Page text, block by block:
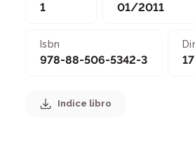
1 01/2011
Isbn
978-88-506-5342-3
Indice libro